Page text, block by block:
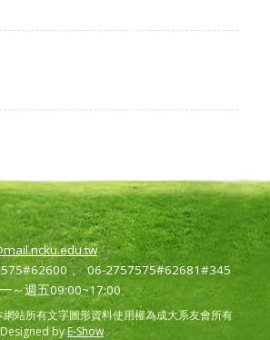
、 06-2757575#62681#345
～週五09:00~17:00
站所有文字圖形資料使用權為成大系友會所有
Designed byE-Show